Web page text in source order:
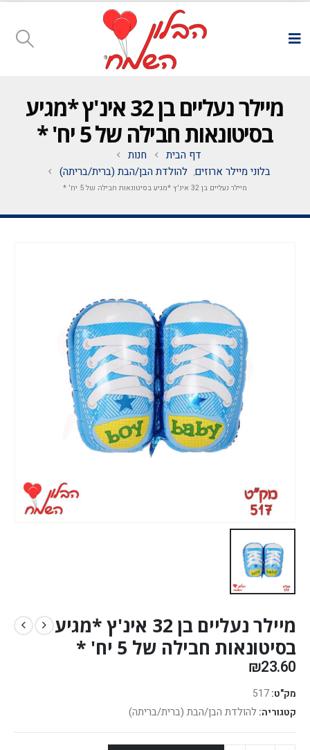
מיילר נעליים בן 32 אינ'ץ *מגיע
בסיטונאות חבילה של 5 יח' *
דף הבית
חנות
בלוני מיילר ארוזים, להולדת הבן/הבת (ברית/בריתה)
מיילר נעליים בן 32 אינ'ץ *מגיע בסיטונאות חבילה של 5 יח' *
מיילר נעליים בן 32 אינ'ץ *מגיע
בסיטונאות חבילה של 5 יח' *
₪23.60
מק"ט: 517
קטגוריה: להולדת הבן/הבת (ברית/בריתה)